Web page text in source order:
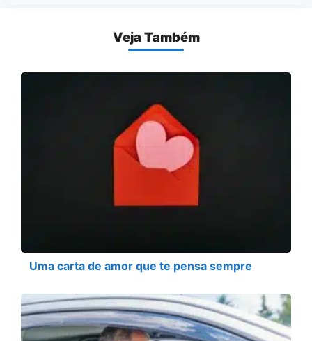
Veja Também
Uma carta de amor que te pensa sempre